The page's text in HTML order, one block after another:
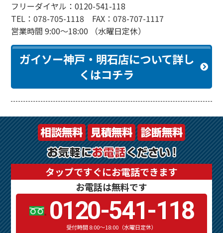
フリーダイヤル：0120-541-118
TEL：078-705-1118 FAX：078-707-1117
営業時間 9:00～18:00 （水曜日定休）
ガイソー神戸・明石店について詳し
くはコチラ
タップですぐにお電話できます
お電話は無料です
0120-541-118
受付時間 8:00～18:00（水曜日定休）